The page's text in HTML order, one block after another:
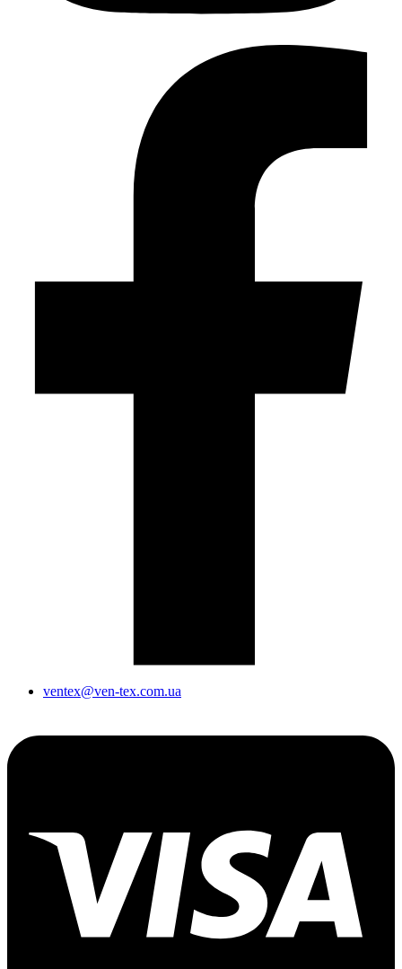
ventex@ven-tex.com.ua